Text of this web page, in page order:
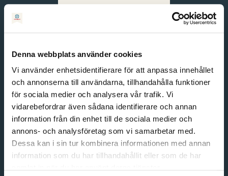
Denna webbplats använder cookies
Vi använder enhetsidentifierare för att anpassa innehållet
och annonserna till användarna, tillhandahålla funktioner
för sociala medier och analysera vår trafik. Vi
vidarebefordrar även sådana identifierare och annan
information från din enhet till de sociala medier och
annons- och analysföretag som vi samarbetar med.
Dessa kan i sin tur kombinera informationen med annan
information som du har tillhandahållit eller som de har
English
Svenska
Email address